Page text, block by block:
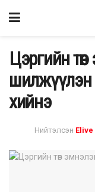
Цэргийн төв
шилжүүлэн
хийнэ
Нийтэлсэн